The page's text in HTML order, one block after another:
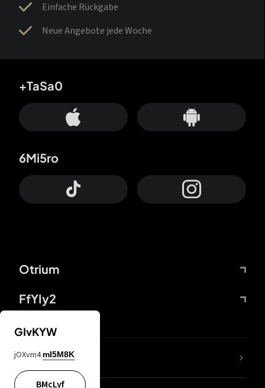
Einfache Rückgabe
Neue Angebote jede Woche
Otrium
FfYIy2
+TaSa0
6Mi5ro
DDcvSo
GIvKYW
jOXvm4 mI5M8K
BMcLyf